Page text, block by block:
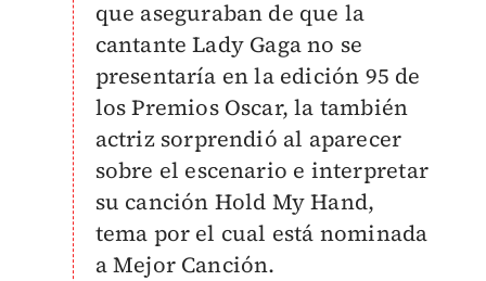
que aseguraban de que la
cantante Lady Gaga no se
presentaría en la edición 95 de
los Premios Oscar, la también
actriz sorprendió al aparecer
sobre el escenario e interpretar
su canción Hold My Hand,
tema por el cual está nominada
a Mejor Canción.